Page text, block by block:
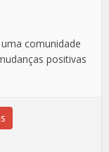
comunidade
positivas